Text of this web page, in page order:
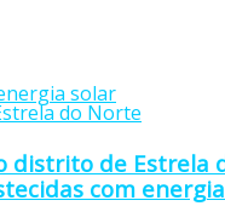
com
distrito de Estrela